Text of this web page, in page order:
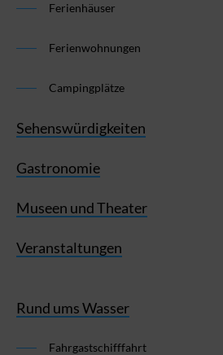
Ferienhäuser
Ferienwohnungen
Campingplätze
Sehenswürdigkeiten
Gastronomie
Museen und Theater
Veranstaltungen
Rund ums Wasser
Fahrgastschifffahrt